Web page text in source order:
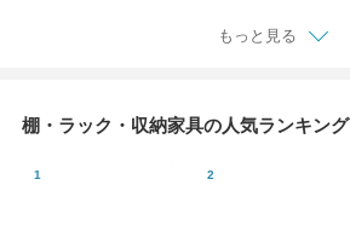
もっと見る
棚・ラック・収納家具の人気ランキング